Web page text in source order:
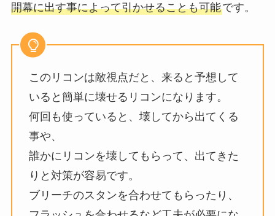
開幕に出す事によって引かせることも可能です。
このリコンは敵視点だと、来ると予想して
いると簡単に壊せるリコンになります。
何回も使っていると、壊してから出てくる
事や、
誰かにリコンを壊してもらって、出てきた
りと対策が容易です。
ブリーチのスタンを合わせてもらったり、